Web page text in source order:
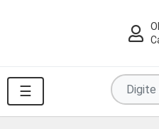
☰
Pesquise
por
produtos